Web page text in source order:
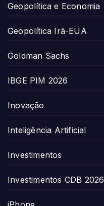
Geopolítica e Economia
Geopolítica Irã-EUA
Goldman Sachs
IBGE PIM 2026
Inovação
Inteligência Artificial
Investimentos
Investimentos CDB 2026